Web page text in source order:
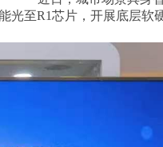
光至R1芯片，开展底层软